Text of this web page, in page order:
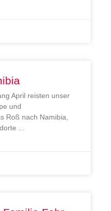
April reisten unser
und
Roß nach Namibia,